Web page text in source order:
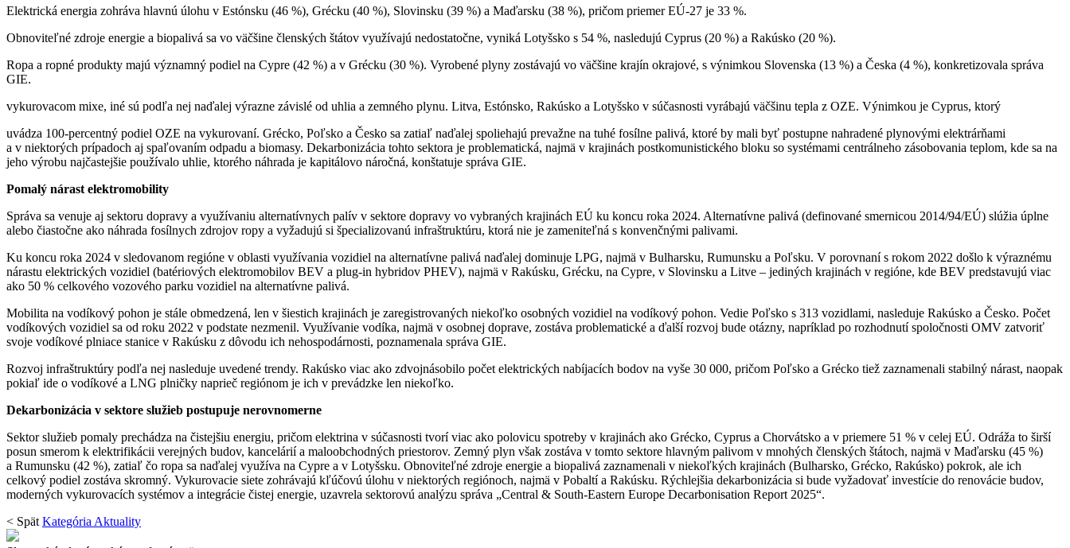
Elektrická energia zohráva hlavnú úlohu v Estónsku (46 %), Grécku (40 %), Slovinsku (39 %) a Maďarsku (38 %), pričom priemer EÚ-27 je 33 %.
Obnoviteľné zdroje energie a biopalivá sa vo väčšine členských štátov využívajú nedostatočne, vyniká Lotyšsko s 54 %, nasledujú Cyprus (20 %) a Rakúsko (20 %).
Ropa a ropné produkty majú významný podiel na Cypre (42 %) a v Grécku (30 %). Vyrobené plyny zostávajú vo väčšine krajín okrajové, s výnimkou Slovenska (13 %) a Česka (4 %), konkretizovala správa
GIE.
vykurovacom mixe, iné sú podľa nej naďalej výrazne závislé od uhlia a zemného plynu. Litva, Estónsko, Rakúsko a Lotyšsko v súčasnosti vyrábajú väčšinu tepla z OZE. Výnimkou je Cyprus, ktorý
uvádza 100-percentný podiel OZE na vykurovaní. Grécko, Poľsko a Česko sa zatiaľ naďalej spoliehajú prevažne na tuhé fosílne palivá, ktoré by mali byť postupne nahradené plynovými elektrárňami
a v niektorých prípadoch aj spaľovaním odpadu a biomasy. Dekarbonizácia tohto sektora je problematická, najmä v krajinách postkomunistického bloku so systémami centrálneho zásobovania teplom, kde sa na
jeho výrobu najčastejšie používalo uhlie, ktorého náhrada je kapitálovo náročná, konštatuje správa GIE.
Pomalý nárast elektromobility
Správa sa venuje aj sektoru dopravy a využívaniu alternatívnych palív v sektore dopravy vo vybraných krajinách EÚ ku koncu roka 2024. Alternatívne palivá (definované smernicou 2014/94/EÚ) slúžia úplne
alebo čiastočne ako náhrada fosílnych zdrojov ropy a vyžadujú si špecializovanú infraštruktúru, ktorá nie je zameniteľná s konvenčnými palivami.
Ku koncu roka 2024 v sledovanom regióne v oblasti využívania vozidiel na alternatívne palivá naďalej dominuje LPG, najmä v Bulharsku, Rumunsku a Poľsku. V porovnaní s rokom 2022 došlo k výraznému
nárastu elektrických vozidiel (batériových elektromobilov BEV a plug-in hybridov PHEV), najmä v Rakúsku, Grécku, na Cypre, v Slovinsku a Litve – jediných krajinách v regióne, kde BEV predstavujú viac
ako 50 % celkového vozového parku vozidiel na alternatívne palivá.
Mobilita na vodíkový pohon je stále obmedzená, len v šiestich krajinách je zaregistrovaných niekoľko osobných vozidiel na vodíkový pohon. Vedie Poľsko s 313 vozidlami, nasleduje Rakúsko a Česko. Počet
vodíkových vozidiel sa od roku 2022 v podstate nezmenil. Využívanie vodíka, najmä v osobnej doprave, zostáva problematické a ďalší rozvoj bude otázny, napríklad po rozhodnutí spoločnosti OMV zatvoriť
svoje vodíkové plniace stanice v Rakúsku z dôvodu ich nehospodárnosti, poznamenala správa GIE.
Rozvoj infraštruktúry podľa nej nasleduje uvedené trendy. Rakúsko viac ako zdvojnásobilo počet elektrických nabíjacích bodov na vyše 30 000, pričom Poľsko a Grécko tiež zaznamenali stabilný nárast, naopak
pokiaľ ide o vodíkové a LNG plničky naprieč regiónom je ich v prevádzke len niekoľko.
Dekarbonizácia v sektore služieb postupuje nerovnomerne
Sektor služieb pomaly prechádza na čistejšiu energiu, pričom elektrina v súčasnosti tvorí viac ako polovicu spotreby v krajinách ako Grécko, Cyprus a Chorvátsko a v priemere 51 % v celej EÚ. Odráža to širší
posun smerom k elektrifikácii verejných budov, kancelárií a maloobchodných priestorov. Zemný plyn však zostáva v tomto sektore hlavným palivom v mnohých členských štátoch, najmä v Maďarsku (45 %)
a Rumunsku (42 %), zatiaľ čo ropa sa naďalej využíva na Cypre a v Lotyšsku. Obnoviteľné zdroje energie a biopalivá zaznamenali v niekoľkých krajinách (Bulharsko, Grécko, Rakúsko) pokrok, ale ich
celkový podiel zostáva skromný. Vykurovacie siete zohrávajú kľúčovú úlohu v niektorých regiónoch, najmä v Pobaltí a Rakúsku. Rýchlejšia dekarbonizácia si bude vyžadovať investície do renovácie budov,
moderných vykurovacích systémov a integrácie čistej energie, uzavrela sektorovú analýzu správa „Central & South-Eastern Europe Decarbonisation Report 2025“.
< Spät Kategória Aktuality